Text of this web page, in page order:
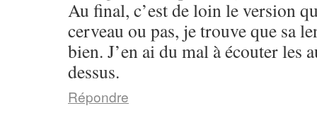
Au final, c’est de loin le version
cerveau ou pas, je trouve que sa
bien. J’en ai du mal à écouter les
dessus.
Répondre